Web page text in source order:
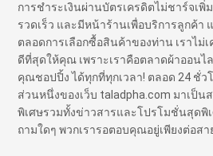
การชำระเงินผ่านบัตรเครดิตไม่ชาร์จเพิ่
รวดเร็ว และมีหน้าร้านเพื่อบริการลูกค้า
ตลอดการเลือกซื้อสินค้าของท่าน เราไม่
ดีที่สุดให้คุณ เพราะเราคือตลาดผ้าออนไ
คุณชอปปิ้ง ได้ทุกที่ทุกเวลา! ตลอด 24 ชั่ว
ส่วนหนึ่งของเว็บ taladpha.com มาเป็น
พิเศษรวมทั้งข่าวสารและโปรโมชั่นสุดพิ
ถามใดๆ พวกเรารอตอบคุณอยู่เพียงต่อสา